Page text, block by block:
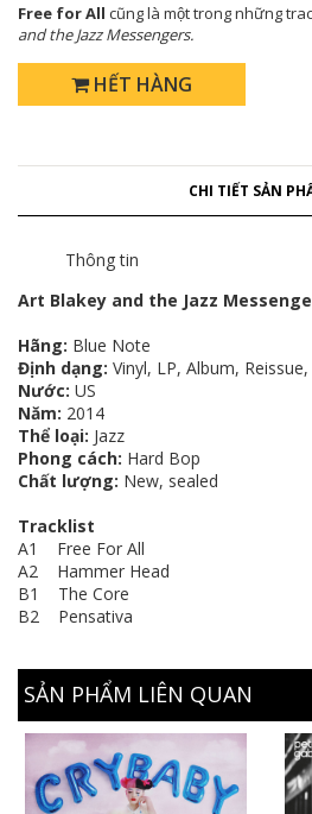
Free for All cũng là một trong những
and the Jazz Messengers.
HẾT HÀNG
CHI TIẾT SẢN
Thông tin
Art Blakey and the Jazz
Hãng: Blue Note ‎
Định dạng: Vinyl, LP, Album,
Nước: US
Năm: 2014
Thể loại: Jazz
Phong cách: Hard Bop
Chất lượng: New, sealed
Tracklist
A1 Free For All
A2 Hammer Head
B1 The Core
B2 Pensativa
SẢN PHẨM LIÊN QUAN